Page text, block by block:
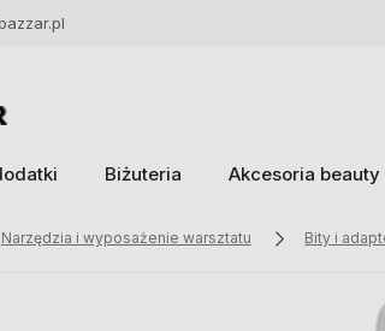
Biżuteria Akcesoria
Narzędzia i wyposażenie warsztatu Bity i